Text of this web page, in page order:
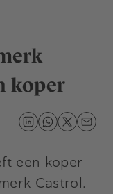
koper
een koper
Castrol.